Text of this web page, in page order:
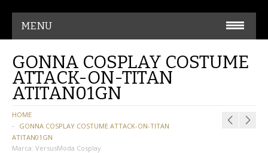
MENU
CARNEVALE/ COSPLAY
ACCESSORI
BAMBINO
GONNA COSPLAY COSTUME
ATTACK-ON-TITAN
ATITAN01GN
HOME
GONNA COSPLAY COSTUME ATTACK-ON-TITAN
ATITAN01GN
Marca: VersusModa Cosplay